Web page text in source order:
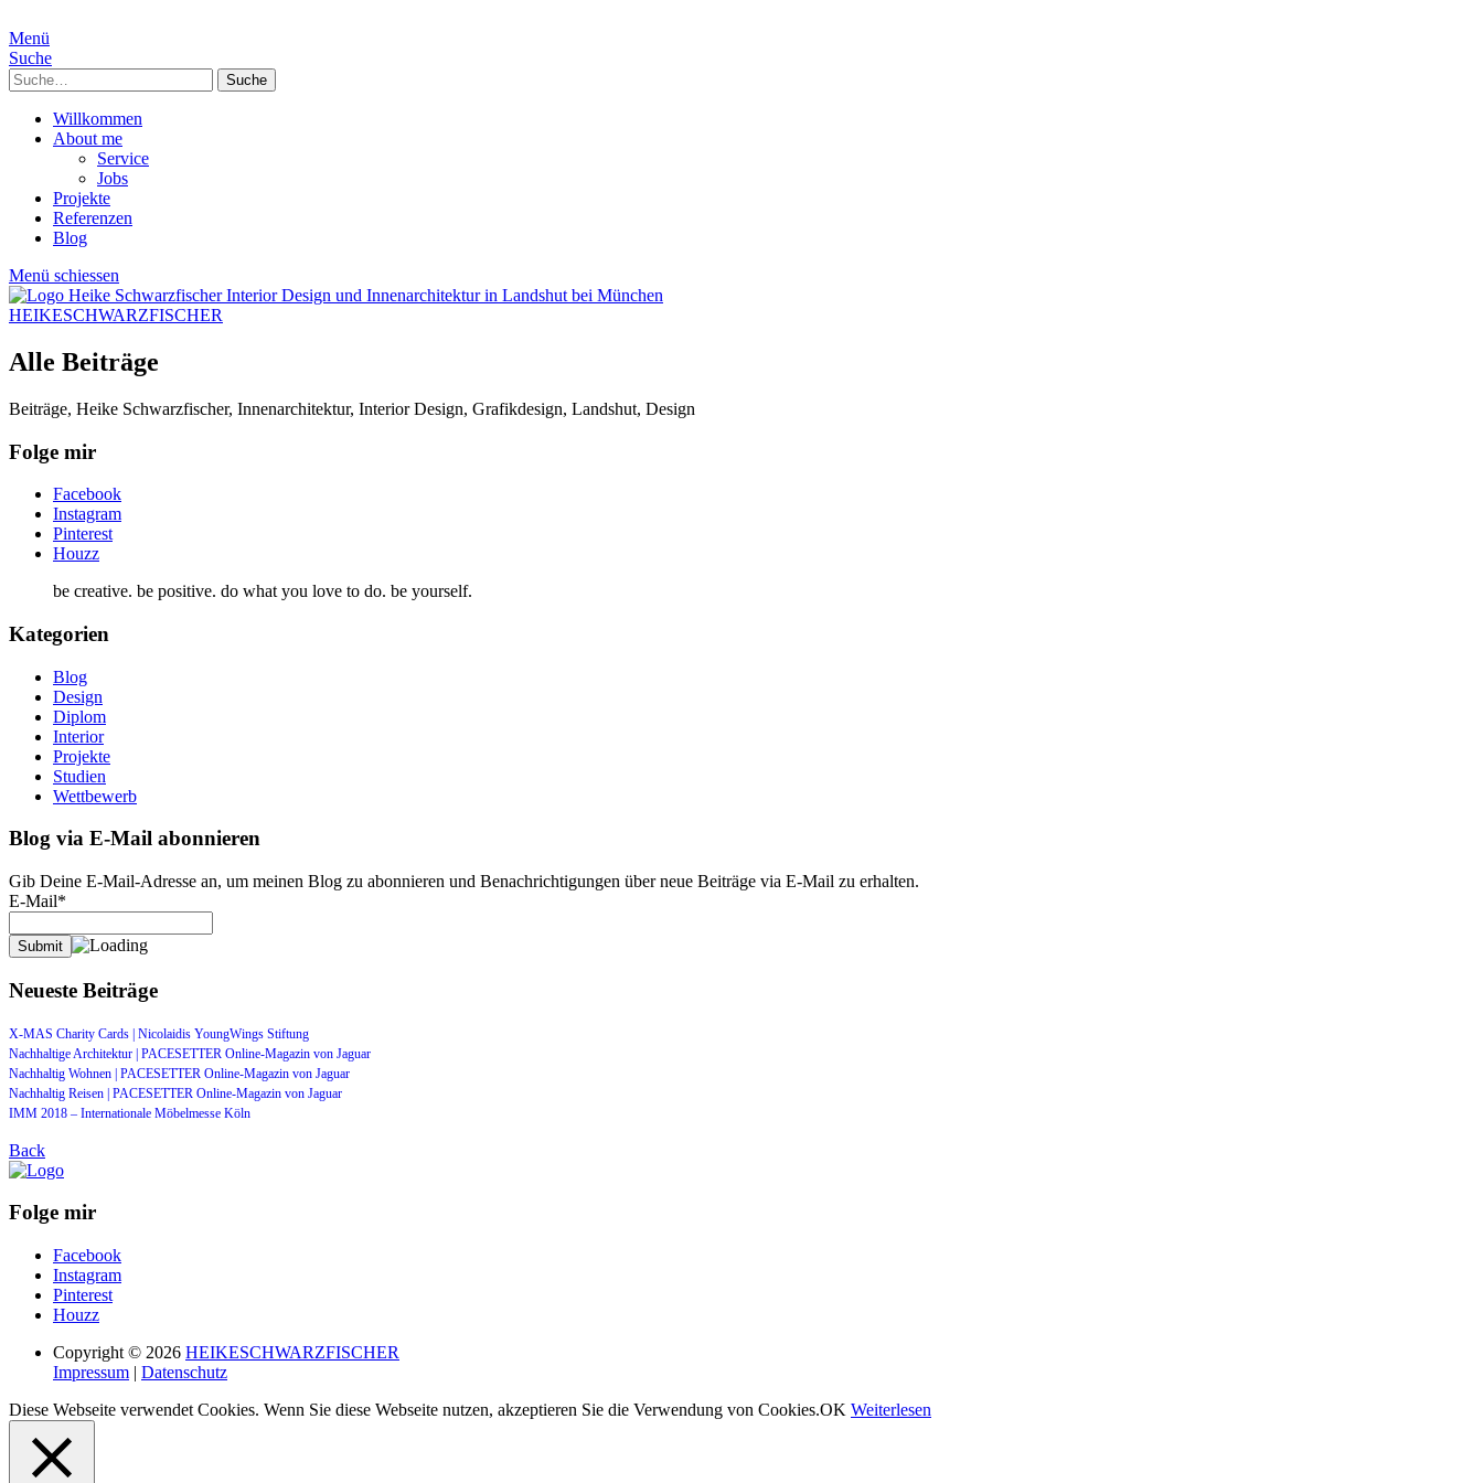
Menü
Suche
Suche
Willkommen
About me
Service
Jobs
Projekte
Referenzen
Blog
Menü schiessen
HEIKESCHWARZFISCHER
Alle Beiträge
Beiträge, Heike Schwarzfischer, Innenarchitektur, Interior Design, Grafikdesign, Landshut, Design
Folge mir
Facebook
Instagram
Pinterest
Houzz
be creative. be positive. do what you love to do. be yourself.
Kategorien
Blog
Design
Diplom
Interior
Projekte
Studien
Wettbewerb
Blog via E-Mail abonnieren
Gib Deine E-Mail-Adresse an, um meinen Blog zu abonnieren und Benachrichtigungen über neue Beiträge via E-Mail zu erhalten.
E-Mail*
Neueste Beiträge
X-MAS Charity Cards | Nicolaidis YoungWings Stiftung
Nachhaltige Architektur | PACESETTER Online-Magazin von Jaguar
Nachhaltig Wohnen | PACESETTER Online-Magazin von Jaguar
Nachhaltig Reisen | PACESETTER Online-Magazin von Jaguar
IMM 2018 – Internationale Möbelmesse Köln
Back
Folge mir
Facebook
Instagram
Pinterest
Houzz
Copyright © 2026 HEIKESCHWARZFISCHER
Impressum | Datenschutz
Diese Webseite verwendet Cookies. Wenn Sie diese Webseite nutzen, akzeptieren Sie die Verwendung von Cookies.OK Weiterlesen